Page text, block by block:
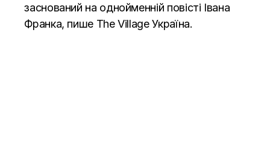
заснований на однойменній повісті Івана
Франка, пише TheVillage Україна.